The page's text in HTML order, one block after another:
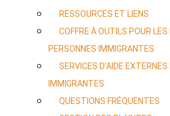
RESSOURCES ET LIENS
COFFRE À OUTILS POUR
PERSONNES IMMIGRANTES
SERVICES D’AIDE
IMMIGRANTES
QUESTIONS FRÉQUENTES